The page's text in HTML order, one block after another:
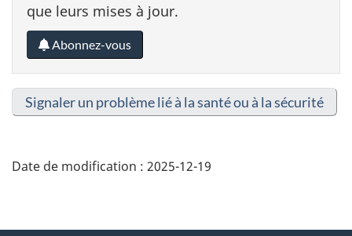
que leurs mises à jour.
Abonnez-vous
Signaler un problème lié à la santé ou à la sécurité
Date de modification : 2025-12-19